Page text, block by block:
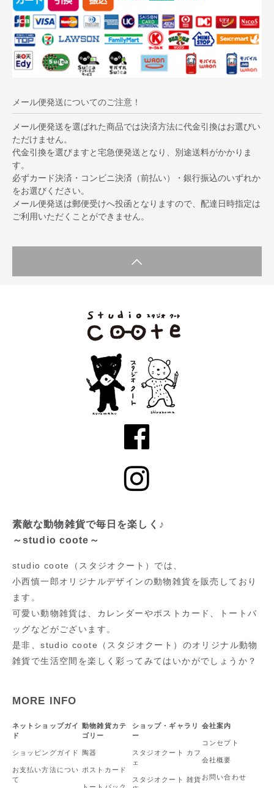
メール便発送についてのご注意！
メール便発送を選ばれた商品では決済方法に代金引換はお選びい
ただけません。
代金引換を選びますと宅急便発送となり、別途送料がかかりま
す。
必ずカード決済・コンビニ決済（前払い）・銀行振込のいずれか
をお選びください。
メール便発送は郵便受けへ投函となりますので、配達日時指定は
ご利用いただくことができません。
素敵な動物雑貨で毎日を楽しく♪
～studio coote～
studio coote（スタジオクート）では、
小西慎一郎オリジナルデザインの動物雑貨を販売しており
ます。
可愛い動物雑貨は、カレンダーやポストカード、トートバ
ッグなどがございます。
是非、studio coote（スタジオクート）のオリジナル動物
雑貨で生活空間を楽しく彩ってみてはいかがでしょうか？
MORE INFO
ネットショップガイ
ド
ショッピングガイド
お支払い方法につい
て
動物雑貨カテ
ゴリー
陶器
ポストカード
ショップ・ギャラリ
ー
スタジオクート カフ
ェ
スタジオクート 雑貨
会社案内
コンセプト
会社概要
お問い合わせ